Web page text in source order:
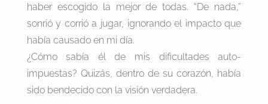
haber escogido la mejor de todas. “De nada,”
sonrió y corrió a jugar, ignorando el impacto que
había causado en mi día.
¿Cómo sabía él de mis dificultades auto-
impuestas? Quizás, dentro de su corazón, había
sido bendecido con la visión verdadera.